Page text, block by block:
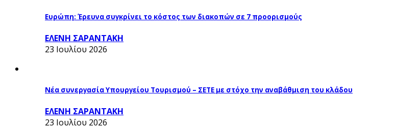
Ευρώπη: Έρευνα συγκρίνει το κόστος των διακοπών σε 7 προορισμούς
ΕΛΕΝΗ ΣΑΡΑΝΤΑΚΗ
23 Ιουλίου 2026
Νέα συνεργασία Υπουργείου Τουρισμού – ΣΕΤΕ με στόχο την αναβάθμιση του κλάδου
ΕΛΕΝΗ ΣΑΡΑΝΤΑΚΗ
23 Ιουλίου 2026